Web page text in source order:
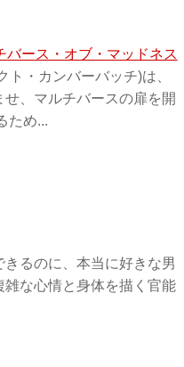
バース・オブ・マッドネス
ト・カンバーバッチ)は、
、マルチバースの扉を開
ため...
るのに、本当に好きな男
な心情と身体を描く官能